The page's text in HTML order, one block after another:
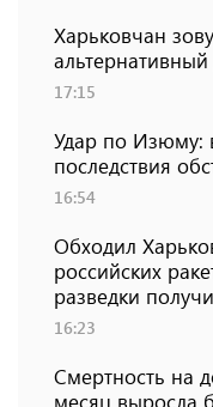
Харьковчан
17:15
Удар по Изюму:
последствия
16:54
Обходил
российских
разведки
16:23
Смертность на
месяц выросла